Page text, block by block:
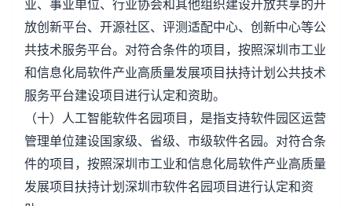
业、事业单位、行业协会和其他组织建设开放共享的开
放创新平台、开源社区、评测适配中心、创新中心等公
共技术服务平台。对符合条件的项目，按照深圳市工业
和信息化局软件产业高质量发展项目扶持计划公共技术
服务平台建设项目进行认定和资助。
（十）人工智能软件名园项目，是指支持软件园区运营
管理单位建设国家级、省级、市级软件名园。对符合条
件的项目，按照深圳市工业和信息化局软件产业高质量
发展项目扶持计划深圳市软件名园项目进行认定和资